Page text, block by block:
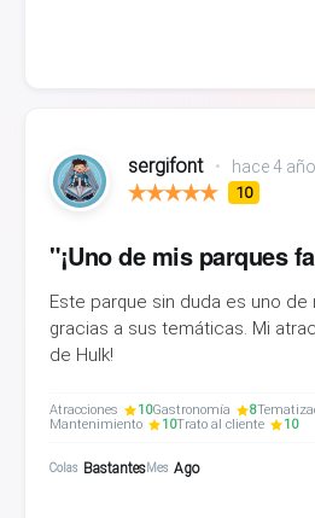
sergifont • hace 4
10
"¡Uno de mis parques
Este parque sin duda es uno de
gracias a sus temáticas. Mi
de Hulk!
Atracciones 10Gastronomía 8
Mantenimiento
10Trato al cliente 10
Colas BastantesMes Ago